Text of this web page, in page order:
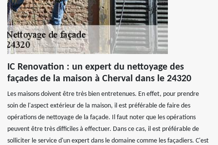
IC Renovation : un expert du nettoyage des
façades de la maison à Cherval dans le 24320
Les maisons doivent être très bien entretenues. En effet, pour prendre
soin de l'aspect extérieur de la maison, il est préférable de faire des
opérations de nettoyage de la façade. Il faut noter que les opérations
peuvent être très difficiles à effectuer. Dans ce cas, il est préférable de
solliciter le service d'un expert dans le domaine comme les façadiers. C'est